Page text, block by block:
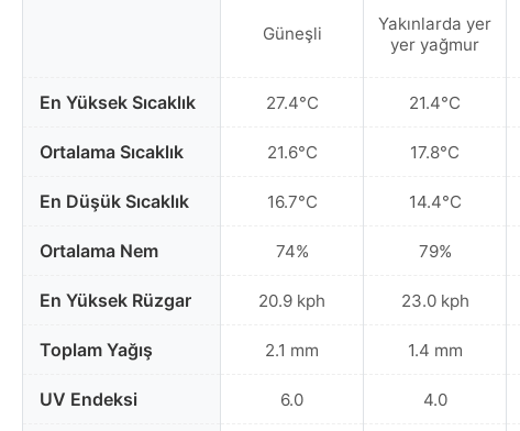
En Yüksek Sıcaklık
Ortalama Sıcaklık
En Düşük Sıcaklık
Ortalama Nem
En Yüksek Rüzgar
Toplam Yağış
UV Endeksi
Güneşli
27.4°C
21.6°C
16.7°C
74%
20.9 kph
2.1 mm
6.0
Yakınlarda yer
yer yağmur
21.4°C
17.8°C
14.4°C
79%
23.0 kph
1.4 mm
4.0